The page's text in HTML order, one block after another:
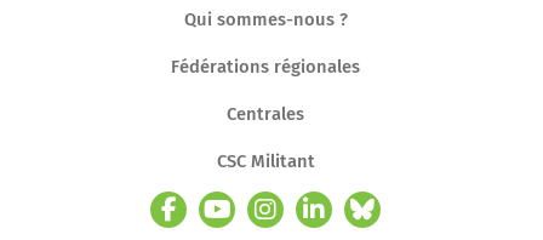
Qui sommes-nous ?
Fédérations régionales
Centrales
CSC Militant